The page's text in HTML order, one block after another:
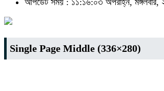
Single Page Middle (336×280)